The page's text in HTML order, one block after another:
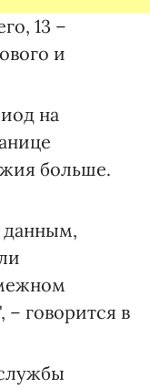
13 –
и
на
больше.
данным,
говорится в